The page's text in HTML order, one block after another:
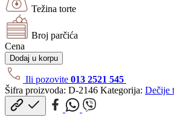
Težina torte
Broj parčića
Cena
Dodaj u korpu
Ili pozovite 013 2521 545
Šifra proizvoda: D-2146 Kategorija: Dečije